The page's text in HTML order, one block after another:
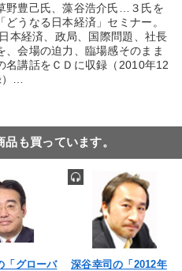
野豊己氏、藻谷浩介氏…３氏を
どうなる日本経済」セミナー。
本経済、政局、国際問題、社長
、会場の迫力、臨場感そのまま
名講話をＣＤに収録（2010年12
…
も買っています。
「グローバ
深谷幸司の「2012年